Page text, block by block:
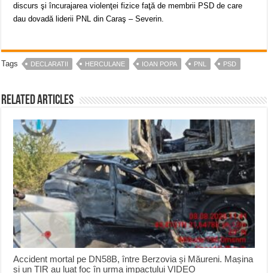
discurs şi încurajarea violenţei fizice faţă de membrii PSD de care
dau dovadă liderii PNL din Caraş – Severin.
Tags DECLARATII HERCULANE IOAN POPA PNL PSD
Related Articles
Accident mortal pe DN58B, între Berzovia și Măureni. Mașina
și un TIR au luat foc în urma impactului VIDEO